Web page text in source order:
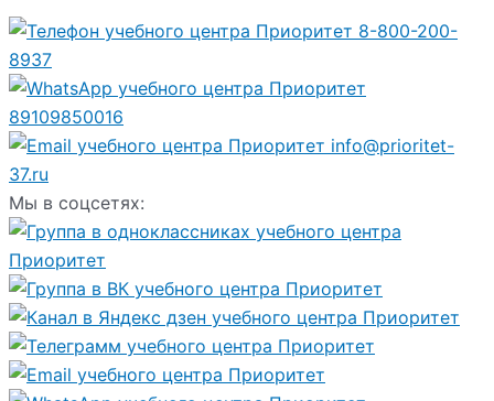
8-800-200-
8937
89109850016
info@prioritet-
37.ru
Мы в соцсетях: